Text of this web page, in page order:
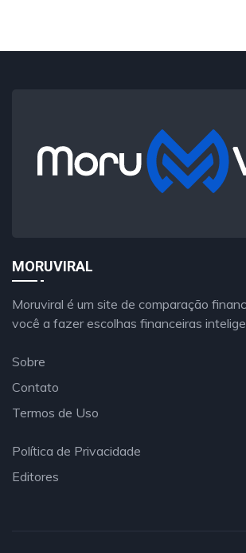
MORUVIRAL
Moruviral é um site de comparação
você a fazer escolhas financeiras
Sobre
Contato
Termos de Uso
Política de Privacidade
Editores